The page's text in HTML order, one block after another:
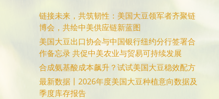
链接未来，共筑韧性：美国大豆领军者齐聚链
博会，共绘中美供应链新蓝图
美国大豆出口协会与中国银行纽约分行签署合
作备忘录 共促中美农业与贸易可持续发展
合成氨基酸成本飙升？试试美国大豆稳效配方
最新数据丨2026年度美国大豆种植意向数据及
季度库存报告